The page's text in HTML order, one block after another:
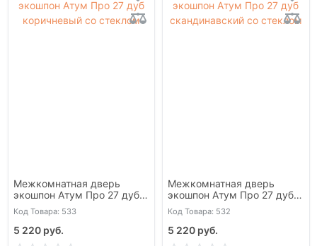
Межкомнатная дверь
экошпон Атум Про 27 дуб
коричневый со стеклом
Код Товара: 533
5 220 руб.
Межкомнатная дверь
экошпон Атум Про 27 дуб
скандинавский со стеклом
Код Товара: 532
5 220 руб.